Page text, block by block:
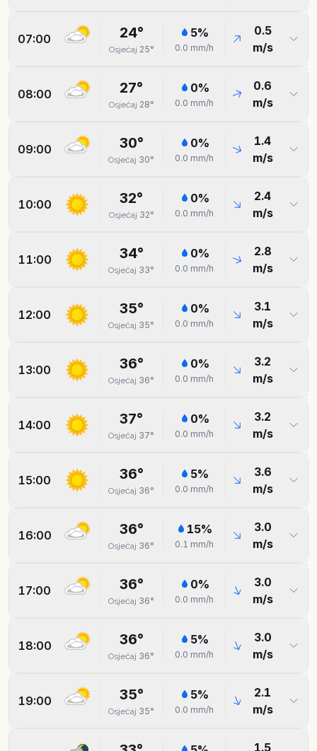
07:00 24°
Osjećaj 25°
5%
0.0 mm/h
0.5
m/s
08:00 27°
Osjećaj 28°
0%
0.0 mm/h
0.6
m/s
09:00 30°
Osjećaj 30°
0%
0.0 mm/h
1.4
m/s
10:00 32°
Osjećaj 32°
0%
0.0 mm/h
2.4
m/s
11:00 34°
Osjećaj 33°
0%
0.0 mm/h
2.8
m/s
12:00 35°
Osjećaj 35°
0%
0.0 mm/h
3.1
m/s
13:00 36°
Osjećaj 36°
0%
0.0 mm/h
3.2
m/s
14:00 37°
Osjećaj 37°
0%
0.0 mm/h
3.2
m/s
15:00 36°
Osjećaj 36°
5%
0.0 mm/h
3.6
m/s
16:00 36°
Osjećaj 36°
15%
0.1 mm/h
3.0
m/s
17:00 36°
Osjećaj 36°
0%
0.0 mm/h
3.0
m/s
18:00 36°
Osjećaj 36°
5%
0.0 mm/h
3.0
m/s
19:00 35°
Osjećaj 35°
5%
0.0 mm/h
2.1
m/s
1.5